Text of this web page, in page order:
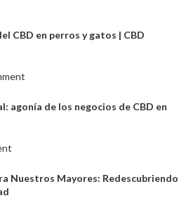
CBD en perros y gatos | CBD
agonía de los negocios de CBD en
Nuestros Mayores: Redescubriendo